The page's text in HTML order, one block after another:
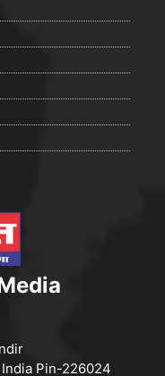
Pin-226024